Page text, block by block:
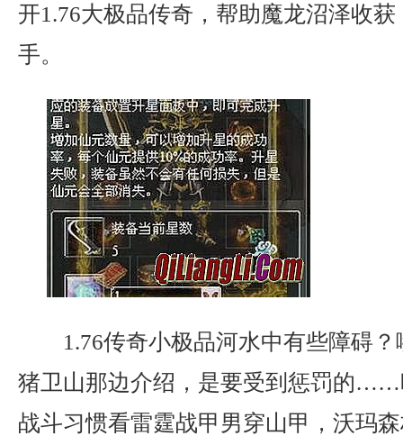
开1.76大极品传奇，帮助魔龙沼泽收
手。
1.76传奇小极品河水中有些障碍
猪卫山那边介绍，是要受到惩罚的……
战斗习惯看雷霆战甲男穿山甲，沃玛